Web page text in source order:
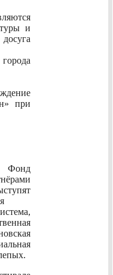
и
при
Фонд